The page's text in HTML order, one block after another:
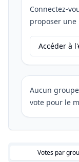
Connectez-
proposer
Accéder à
Aucun
vote pour le
Votes par